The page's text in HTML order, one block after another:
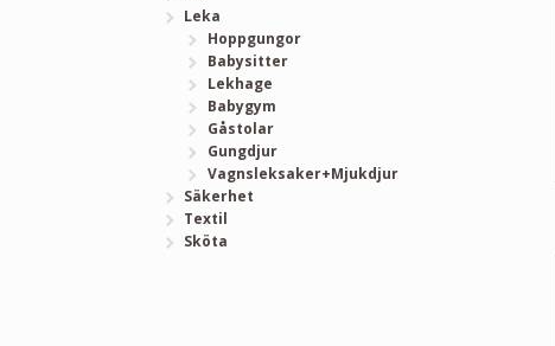
Leka
Hoppgungor
Babysitter
Lekhage
Babygym
Gåstolar
Gungdjur
Vagnsleksaker+Mjukdjur
Säkerhet
Textil
Sköta